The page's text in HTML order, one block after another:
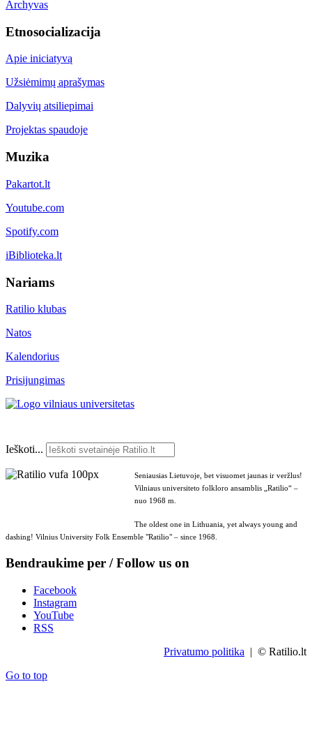
Archyvas
Etnosocializacija
Apie iniciatyvą
Užsiėmimų aprašymas
Dalyvių atsiliepimai
Projektas spaudoje
Muzika
Pakartot.lt
Youtube.com
Spotify.com
iBiblioteka.lt
Nariams
Ratilio klubas
Natos
Kalendorius
Prisijungimas
Ieškoti...
Seniausias Lietuvoje, bet visuomet jaunas ir veržlus!
Vilniaus universiteto folkloro ansamblis „Ratilio“ –
nuo 1968 m.
The oldest one in Lithuania, yet always young and
dashing! Vilnius University Folk Ensemble "Ratilio" – since 1968.
Bendraukime per / Follow us on
Facebook
Instagram
YouTube
RSS
Privatumo politika | © Ratilio.lt
Go to top